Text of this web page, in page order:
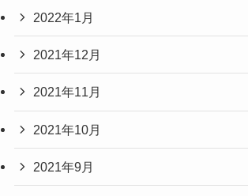
2022年1月
2021年12月
2021年11月
2021年10月
2021年9月